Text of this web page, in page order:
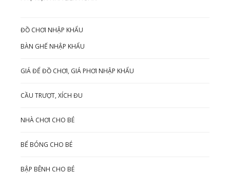
ĐỒ CHƠI NHẬP KHẨU
BÀN GHẾ NHẬP KHẨU
GIÁ ĐỂ ĐỒ CHƠI, GIÁ PHƠI NHẬP KHẨU
CẦU TRƯỢT, XÍCH ĐU
NHÀ CHƠI CHO BÉ
BỂ BÓNG CHO BÉ
BẬP BÊNH CHO BÉ